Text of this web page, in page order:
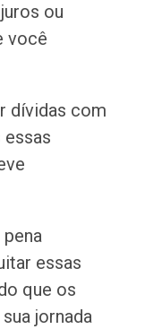
ou
você
dívidas com
essas
que os
jornada